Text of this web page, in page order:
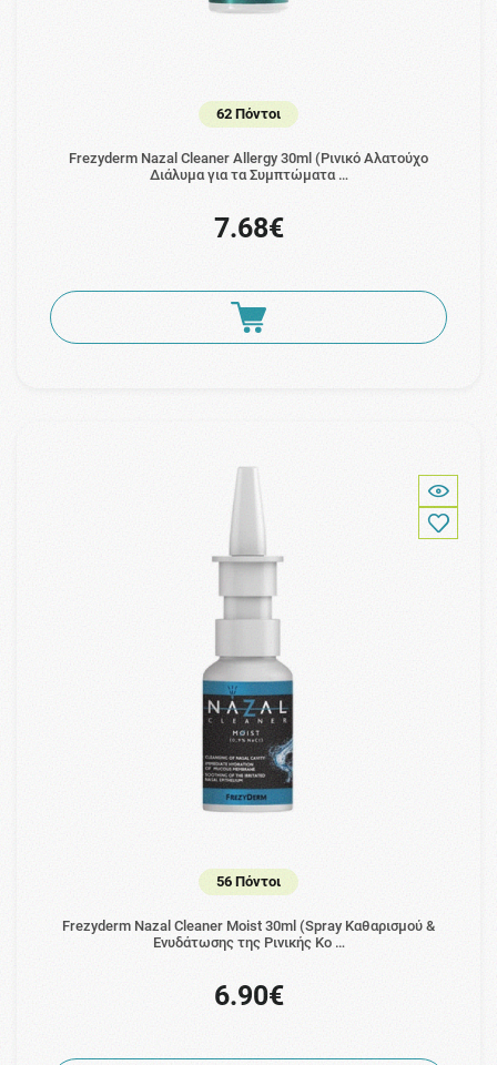
62 Πόντοι
Frezyderm Nazal Cleaner Allergy 30ml (Ρινικό Αλατούχο
Διάλυμα για τα Συμπτώματα …
7.68€
56 Πόντοι
Frezyderm Nazal Cleaner Moist 30ml (Spray Καθαρισμού &
Ενυδάτωσης της Ρινικής Κο …
6.90€